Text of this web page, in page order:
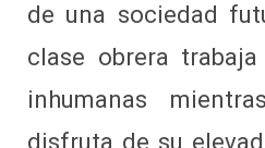
de una sociedad
clase obrera
inhumanas
disfruta de su